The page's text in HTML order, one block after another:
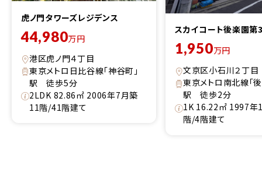
虎ノ門タワーズレジデンス
44,980万円
港区虎ノ門４丁目
東京メトロ日比谷線「神谷町」
駅 徒歩5分
2LDK 82.86㎡ 2006年7月築
11階/41階建て
スカイコート後楽園第
1,950万円
文京区小石川２丁目
東京メトロ南北線「
駅 徒歩2分
1K 16.22㎡ 1997年
階/4階建て